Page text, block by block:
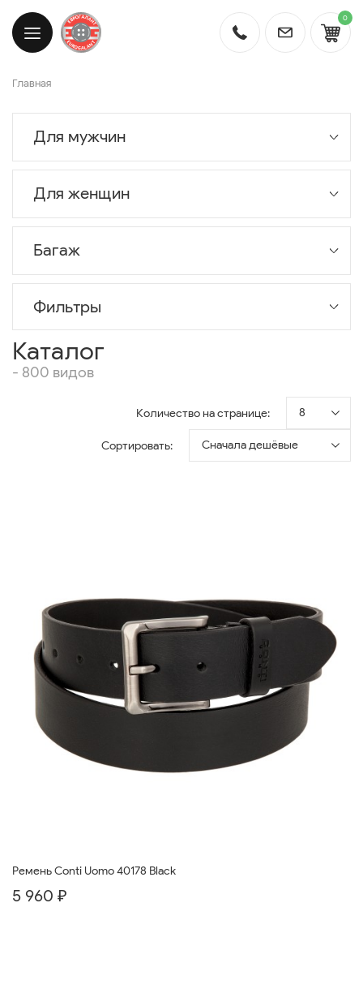
0
Главная
Для мужчин
Для женщин
Багаж
Фильтры
Каталог
- 800 видов
Количество на странице: 8
Сортировать: Сначала дешёвые
Ремень Conti Uomo 40178 Black
5 960 ₽